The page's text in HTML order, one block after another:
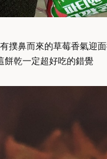
撲鼻而來的草莓香氣迎
餅乾一定超好吃的錯覺